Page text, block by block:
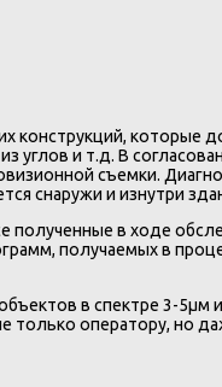
конструкций,
и т.д. В
съемки.
снаружи и изнутри
полученные в ходе
получаемых в
в спектре 3-
только оператору, но